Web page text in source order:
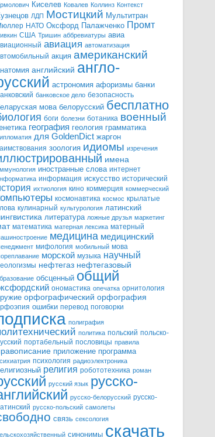
Киселев Ковалев Коллинз Контекст
ЛДП Мостицкий Мультитран
НАТО Оксфорд Палажченко Промт
США Тришин аббревиатуры авиа
авиация автоматизация
акция американский
английский англо-
астрономия афоризмы банки
банковское дело безопасность
мова белорусский бесплатно
боги болезни ботаника военный
география геология грамматика
для GoldenDict жаргон
зоология идиомы изречения
имена
иностранные слова интернет
информация искусство исторический
ихтиология кино коммерция коммерческий
космонавтика космос крылатые
кулинарный культурология латинский
литература ложные друзья маркетинг
математика матерная лексика матерный
медицина медицинский
мифология мобильный мова
морской музыка научный
нефтегаз нефтегазовый
обсценный общий
ономастика опечатка орнитология
орфографический орфография
ошибки перевод поговорки
полиграфия
политика польский польско-
портабельный пословицы правила
приложение программа
психология радиоэлектроника
религия робототехника роман
русский язык русско-
русско-белорусский русско-
русско-польский самолеты
связь сексология
синонимы скачать